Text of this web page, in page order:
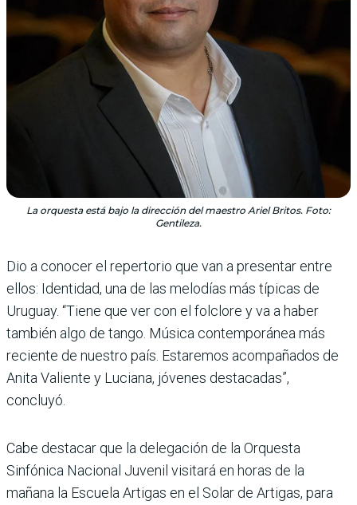
La orquesta está bajo la dirección del maestro Ariel Britos. Foto:
Gentileza.
Dio a conocer el repertorio que van a presentar entre
ellos: Identidad, una de las melodías más típicas de
Uruguay. “Tiene que ver con el folclore y va a haber
también algo de tango. Música contemporánea más
reciente de nuestro país. Estaremos acompañados de
Anita Valiente y Luciana, jóvenes destacadas”,
concluyó.
Cabe destacar que la delegación de la Orquesta
Sinfónica Nacional Juvenil visitará en horas de la
mañana la Escuela Artigas en el Solar de Artigas, para